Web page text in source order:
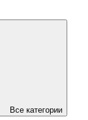
Все категории